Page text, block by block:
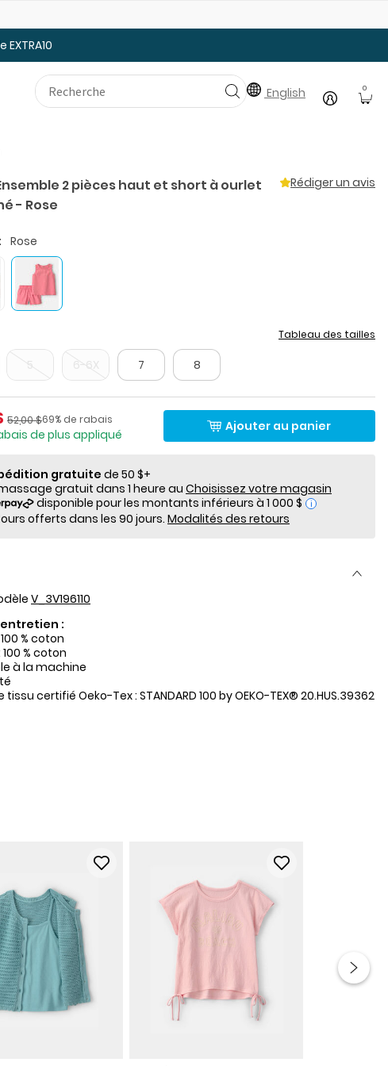
English 0
2 pièces haut et short à ourlet
- Rose
Rédiger un avis
Rose
Tableau des tailles
7 8
soldePourcentage de rabais
69% de rabais
Prix ​​de détail suggéré par le fabricant
52,00 $
de plus appliqué
Ajouter au panier
gratuitede 50 $+
gratuit dans 1 heure au Choisissez votre magasin
i
offerts dans les 90 jours. Modalités des retours
V_3V196110
:
% coton
% coton
à la machine
tissu certifié Oeko-Tex : STANDARD 100 by OEKO-TEX® 20.HUS.39362